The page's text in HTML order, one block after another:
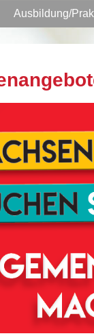
Ausbildung/